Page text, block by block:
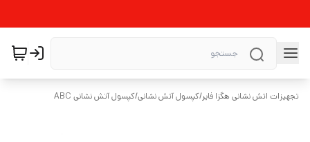
تجهیزات اتش نشانی هگزا فایر/کپسول آتش نشانی/کپسول آتش نشانی ABC